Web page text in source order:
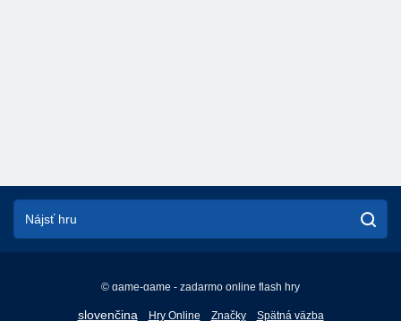
© game-game - zadarmo online flash hry
slovenčina
English
Hry Online Značky Spätná väzba